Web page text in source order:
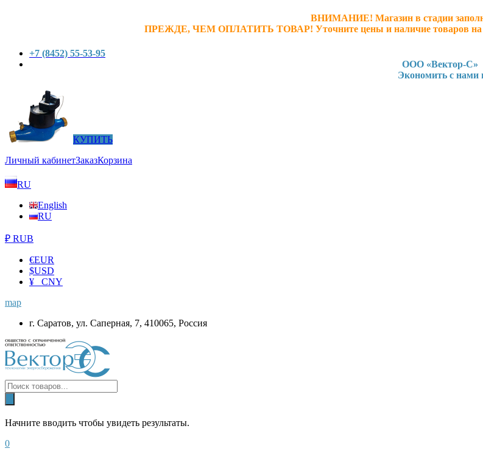
ВНИМАНИЕ! Магазин в стадии
ПРЕЖДЕ, ЧЕМ ОПЛАТИТЬ ТОВАР! Уточните цены и наличие товаров
+7 (8452) 55-53-95
ООО «Вектор-С»
Экономить с нами
КУПИТЬ
Личный кабинетЗаказКорзина
RU
English
RU
₽ RUB
€EUR
$USD
¥ CNY
map
г. Саратов, ул. Саперная, 7, 410065, Россия
Начните вводить чтобы увидеть результаты.
0